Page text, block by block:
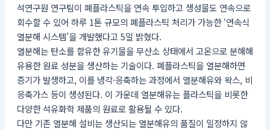
석연구원 연구팀이 폐플라스틱을 연속 투입하고 생성물도 연속으로
회수할 수 있어 하루 1톤 규모의 폐플라스틱 처리가 가능한 ‘연속식
열분해 시스템’을 개발했다고 5일 밝혔다.
열분해는 탄소를 함유한 유기물을 무산소 상태에서 고온으로 분해해
유용한 원료 성분을 생산하는 기술이다. 폐플라스틱을 열분해하면
증기가 발생하고, 이를 냉각·응축하는 과정에서 열분해유와 왁스, 비
응축가스 등이 생성된다. 이 가운데 열분해유는 플라스틱을 비롯한
다양한 석유화학 제품의 원료로 활용될 수 있다.
다만 기존 열분해 설비는 생산되는 열분해유의 품질이 일정하지 않